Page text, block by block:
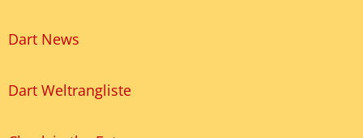
Dart News
Dart Weltrangliste